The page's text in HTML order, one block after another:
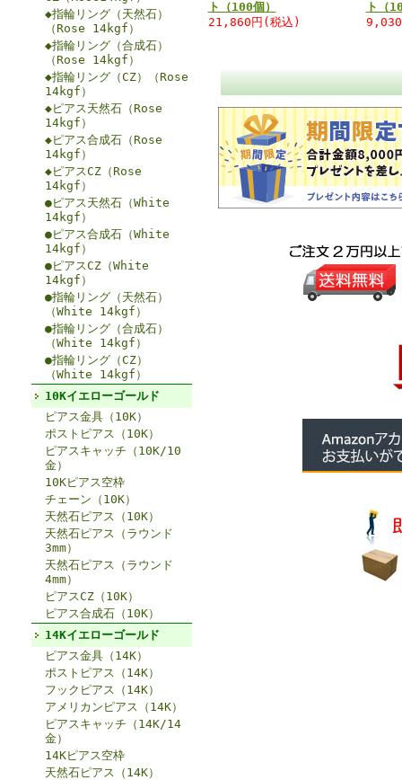
◆指輪リング（天然石）
（Rose 14kgf）
◆指輪リング（合成石）
（Rose 14kgf）
◆指輪リング（CZ）（Rose
14kgf）
◆ピアス天然石（Rose
14kgf）
◆ピアス合成石（Rose
14kgf）
◆ピアスCZ（Rose
14kgf）
●ピアス天然石（White
14kgf）
●ピアス合成石（White
14kgf）
●ピアスCZ（White
14kgf）
●指輪リング（天然石）
（White 14kgf）
●指輪リング（合成石）
（White 14kgf）
●指輪リング（CZ）
（White 14kgf）
10Kイエローゴールド
ピアス金具（10K）
ポストピアス（10K）
ピアスキャッチ（10K/10
金）
10Kピアス空枠
チェーン（10K）
天然石ピアス（10K）
天然石ピアス（ラウンド
3mm）
天然石ピアス（ラウンド
4mm）
ピアスCZ（10K）
ピアス合成石（10K）
14Kイエローゴールド
ピアス金具（14K）
ポストピアス（14K）
フックピアス（14K）
アメリカンピアス（14K）
ピアスキャッチ（14K/14
金）
14Kピアス空枠
天然石ピアス（14K）
ト（100個）
21,860円(税込)
ト（